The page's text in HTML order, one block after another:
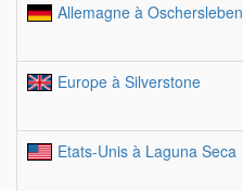
Allemagne à Oschersleben
Europe à Silverstone
Etats-Unis à Laguna Seca